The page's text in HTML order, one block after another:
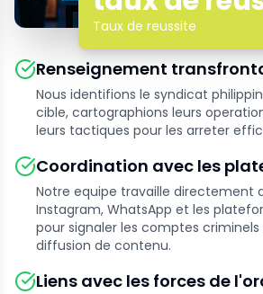
Taux de reussite
Renseignement
Nous identifions le syndicat
cible, cartographions leurs
leurs tactiques pour les arreter
Coordination avec les
Notre equipe travaille directement
Instagram, WhatsApp et les
pour signaler les comptes
diffusion de contenu.
Liens avec les forces de